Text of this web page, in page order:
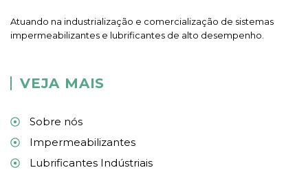
Atuando na industrialização e comercialização de sistemas
impermeabilizantes e lubrificantes de alto desempenho.
VEJA MAIS
Sobre nós
Impermeabilizantes
Lubrificantes Indústriais